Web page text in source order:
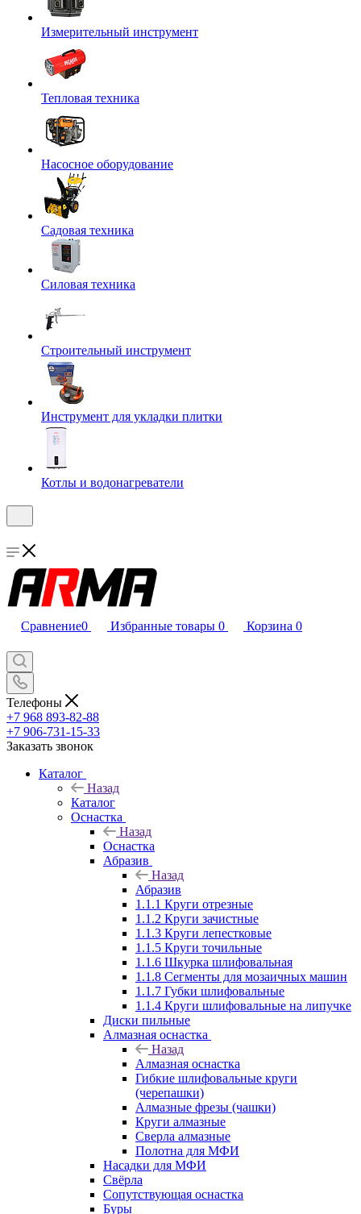
Измерительный инструмент
Тепловая техника
Насосное оборудование
Садовая техника
Силовая техника
Строительный инструмент
Инструмент для укладки плитки
Котлы и водонагреватели
Сравнение0 Избранные товары 0 Корзина 0
Телефоны
+7 968 893-82-88
+7 906-731-15-33
Заказать звонок
Каталог
Назад
Каталог
Оснастка
Назад
Оснастка
Абразив
Назад
Абразив
1.1.1 Круги отрезные
1.1.2 Круги зачистные
1.1.3 Круги лепестковые
1.1.5 Круги точильные
1.1.6 Шкурка шлифовальная
1.1.8 Сегменты для мозаичных машин
1.1.7 Губки шлифовальные
1.1.4 Круги шлифовальные на липучке
Диски пильные
Алмазная оснастка
Назад
Алмазная оснастка
Гибкие шлифовальные круги
(черепашки)
Алмазные фрезы (чашки)
Круги алмазные
Сверла алмазные
Полотна для МФИ
Насадки для МФИ
Свёрла
Сопутствующая оснастка
Буры